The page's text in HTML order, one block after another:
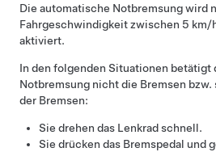
Die automatische Notbremsung wird
Fahrgeschwindigkeit zwischen 5 km/
aktiviert.
In den folgenden Situationen betätigt
Notbremsung nicht die Bremsen
der Bremsen:
Sie drehen das Lenkradschnell.
Sie drücken das Bremspedal und